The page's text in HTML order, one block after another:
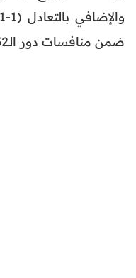
ضمن منافسات دور الـ32 من البطولة.